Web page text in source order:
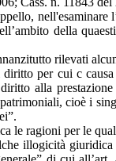
nell'esaminare
della
rilevati
per cui c
alla
cioè i
le ragioni per le
illogicità